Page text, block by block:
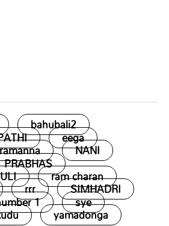
bahubali2
eega
NANI
PRABHAS
ram charan
rrr SIMHADRI
1 sye
yamadonga